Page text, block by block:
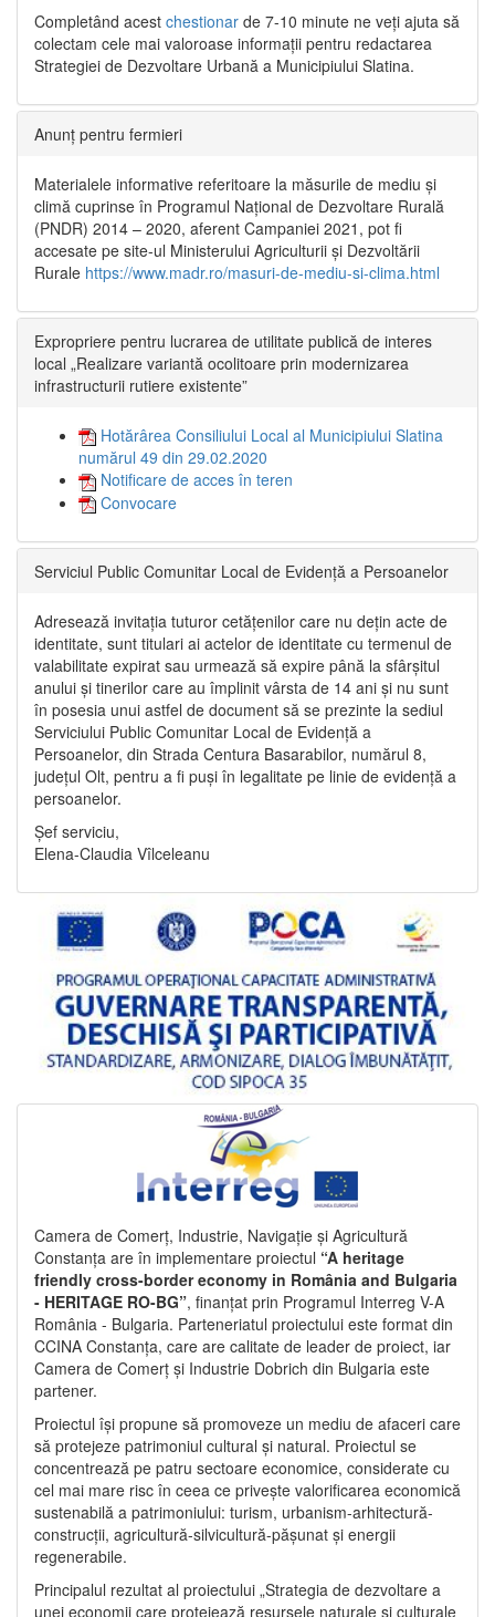
Completând acest chestionar de 7-10 minute ne veți ajuta să
colectam cele mai valoroase informații pentru redactarea
Strategiei de Dezvoltare Urbană a Municipiului Slatina.
Anunț pentru fermieri
Materialele informative referitoare la măsurile de mediu și
climă cuprinse în Programul Național de Dezvoltare Rurală
(PNDR) 2014 – 2020, aferent Campaniei 2021, pot fi
accesate pe site-ul Ministerului Agriculturii și Dezvoltării
Rurale https://www.madr.ro/masuri-de-mediu-si-clima.html
Expropriere pentru lucrarea de utilitate publică de interes
local „Realizare variantă ocolitoare prin modernizarea
infrastructurii rutiere existente”
Hotărârea Consiliului Local al Municipiului Slatina
numărul 49 din 29.02.2020
Notificare de acces în teren
Convocare
Serviciul Public Comunitar Local de Evidență a Persoanelor
Adresează invitația tuturor cetățenilor care nu dețin acte de
identitate, sunt titulari ai actelor de identitate cu termenul de
valabilitate expirat sau urmează să expire până la sfârșitul
anului și tinerilor care au împlinit vârsta de 14 ani și nu sunt
în posesia unui astfel de document să se prezinte la sediul
Serviciului Public Comunitar Local de Evidență a
Persoanelor, din Strada Centura Basarabilor, numărul 8,
județul Olt, pentru a fi puși în legalitate pe linie de evidență a
persoanelor.
Șef serviciu,
Elena-Claudia Vîlceleanu
Camera de Comerț, Industrie, Navigație și Agricultură
Constanța are în implementare proiectul “A heritage
friendly cross-border economy in România and Bulgaria
- HERITAGE RO-BG”, finanțat prin Programul Interreg V-A
România - Bulgaria. Parteneriatul proiectului este format din
CCINA Constanța, care are calitate de leader de proiect, iar
Camera de Comerț și Industrie Dobrich din Bulgaria este
partener.
Proiectul își propune să promoveze un mediu de afaceri care
să protejeze patrimoniul cultural și natural. Proiectul se
concentrează pe patru sectoare economice, considerate cu
cel mai mare risc în ceea ce privește valorificarea economică
sustenabilă a patrimoniului: turism, urbanism-arhitectură-
construcții, agricultură-silvicultură-pășunat și energii
regenerabile.
Principalul rezultat al proiectului „Strategia de dezvoltare a
unei economii care protejează resursele naturale și culturale